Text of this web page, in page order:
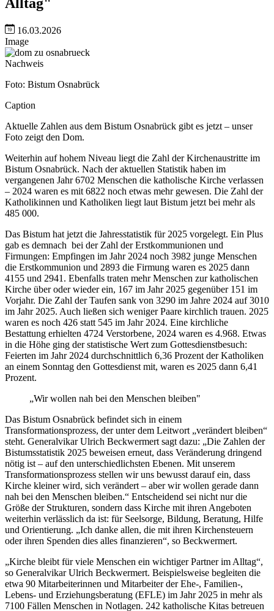
16.03.2026
Image
Nachweis
Foto: Bistum Osnabrück
Caption
Aktuelle Zahlen aus dem Bistum Osnabrück gibt es jetzt – unser
Foto zeigt den Dom.
Weiterhin auf hohem Niveau liegt die Zahl der Kirchenaustritte im
Bistum Osnabrück. Nach der aktuellen Statistik haben im
vergangenen Jahr 6702 Menschen die katholische Kirche verlassen
– 2024 waren es mit 6822 noch etwas mehr gewesen. Die Zahl der
Katholikinnen und Katholiken liegt laut Bistum jetzt bei mehr als
485 000.
Das Bistum hat jetzt die Jahresstatistik für 2025 vorgelegt. Ein Plus
gab es demnach bei der Zahl der Erstkommunionen und
Firmungen: Empfingen im Jahr 2024 noch 3982 junge Menschen
die Erstkommunion und 2893 die Firmung waren es 2025 dann
4155 und 2941. Ebenfalls traten mehr Menschen zur katholischen
Kirche über oder wieder ein, 167 im Jahr 2025 gegenüber 151 im
Vorjahr. Die Zahl der Taufen sank von 3290 im Jahre 2024 auf 3010
im Jahr 2025. Auch ließen sich weniger Paare kirchlich trauen. 2025
waren es noch 426 statt 545 im Jahr 2024. Eine kirchliche
Bestattung erhielten 4724 Verstorbene, 2024 waren es 4.968. Etwas
in die Höhe ging der statistische Wert zum Gottesdienstbesuch:
Feierten im Jahr 2024 durchschnittlich 6,36 Prozent der Katholiken
an einem Sonntag den Gottesdienst mit, waren es 2025 dann 6,41
Prozent.
„Wir wollen nah bei den Menschen bleiben"
Das Bistum Osnabrück befindet sich in einem
Transformationsprozess, der unter dem Leitwort „verändert bleiben“
steht. Generalvikar Ulrich Beckwermert sagt dazu: „Die Zahlen der
Bistumsstatistik 2025 beweisen erneut, dass Veränderung dringend
nötig ist – auf den unterschiedlichsten Ebenen. Mit unserem
Transformationsprozess stellen wir uns bewusst darauf ein, dass
Kirche kleiner wird, sich verändert – aber wir wollen gerade dann
nah bei den Menschen bleiben.“ Entscheidend sei nicht nur die
Größe der Strukturen, sondern dass Kirche mit ihren Angeboten
weiterhin verlässlich da ist: für Seelsorge, Bildung, Beratung, Hilfe
und Orientierung. „Ich danke allen, die mit ihren Kirchensteuern
oder ihren Spenden dies alles finanzieren“, so Beckwermert.
„Kirche bleibt für viele Menschen ein wichtiger Partner im Alltag“,
so Generalvikar Ulrich Beckwermert. Beispielsweise begleiten die
etwa 90 Mitarbeiterinnen und Mitarbeiter der Ehe-, Familien-,
Lebens- und Erziehungsberatung (EFLE) im Jahr 2025 in mehr als
7100 Fällen Menschen in Notlagen. 242 katholische Kitas betreuen